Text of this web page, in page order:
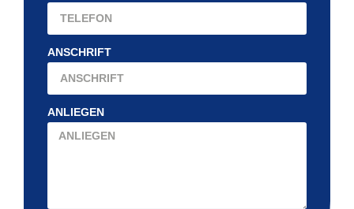
ANSCHRIFT
ANLIEGEN